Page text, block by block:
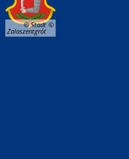
© Stadt
Zalaszentgrót